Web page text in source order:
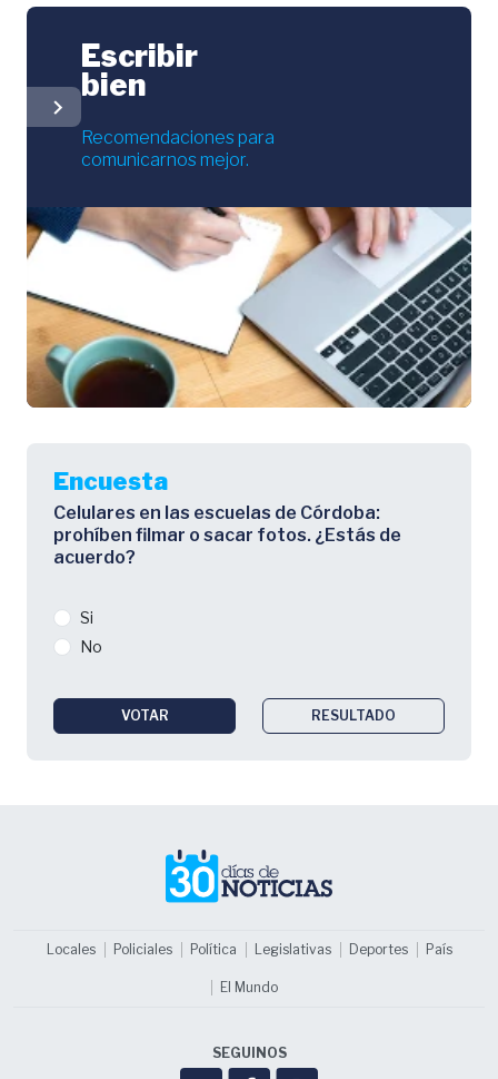
chevron_right
Escribir
bien
Recomendaciones para
comunicarnos mejor.
Encuesta
Celulares en las escuelas de Córdoba:
prohíben filmar o sacar fotos. ¿Estás de
acuerdo?
Si
No
VOTAR RESULTADO
Locales Policiales Política Legislativas Deportes País
El Mundo
SEGUINOS